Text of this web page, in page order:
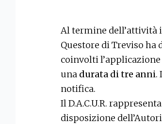
Al termine
Questore di Treviso
coinvolti l’applicazione
una durata di tre anni.
notifica.
Il D.A.C.U.R.
disposizione